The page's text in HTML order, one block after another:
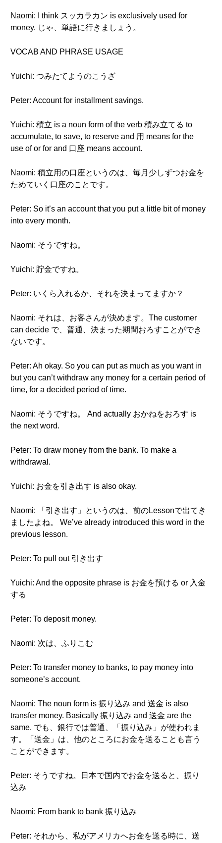
Naomi: I think スッカラカン is exclusively used for
money. じゃ、単語に行きましょう。
VOCAB AND PHRASE USAGE
Yuichi: つみたてようのこうざ
Peter: Account for installment savings.
Yuichi: 積立 is a noun form of the verb 積み立てる to
accumulate, to save, to reserve and 用 means for the
use of or for and 口座 means account.
Naomi: 積立用の口座というのは、毎月少しずつお金を
ためていく口座のことです。
Peter: So it’s an account that you put a little bit of money
into every month.
Naomi: そうですね。
Yuichi: 貯金ですね。
Peter: いくら入れるか、それを決まってますか？
Naomi: それは、お客さんが決めます。The customer
can decide で、普通、決まった期間おろすことができ
ないです。
Peter: Ah okay. So you can put as much as you want in
but you can’t withdraw any money for a certain period of
time, for a decided period of time.
Naomi: そうですね。 And actually おかねをおろす is
the next word.
Peter: To draw money from the bank. To make a
withdrawal.
Yuichi: お金を引き出す is also okay.
Naomi: 「引き出す」というのは、前のLessonで出てき
ましたよね。 We’ve already introduced this word in the
previous lesson.
Peter: To pull out 引き出す
Yuichi: And the opposite phrase is お金を預ける or 入金
する
Peter: To deposit money.
Naomi: 次は、ふりこむ
Peter: To transfer money to banks, to pay money into
someone’s account.
Naomi: The noun form is 振り込み and 送金 is also
transfer money. Basically 振り込み and 送金 are the
same. でも、銀行では普通、「振り込み」が使われま
す。「送金」は、他のところにお金を送ることも言う
ことができます。
Peter: そうですね。日本で国内でお金を送ると、振り
込み
Naomi: From bank to bank 振り込み
Peter: それから、私がアメリカへお金を送る時に、送